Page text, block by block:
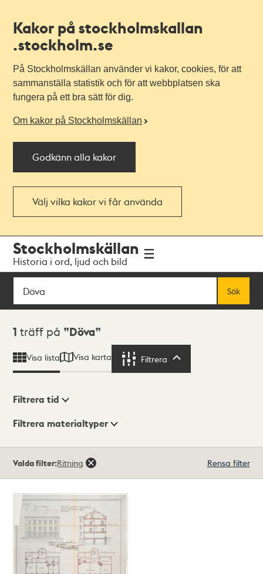
Kakor på stockholmskallan
.stockholm.se
På Stockholmskällan använder vi kakor, cookies, för att
sammanställa statistik och för att webbplatsen ska
fungera på ett bra sätt för dig.
Om kakor på Stockholmskällan
Godkänn alla kakor
Välj vilka kakor vi får använda
navigationen
huvudinnehållet
Stockholmskällan
Historia i ord, ljud och bild
Sök
Sök
Sökresultat
1 träff på Döva
Visa lista Visa karta Filtrera
Visningsläge
Filtrera tid
Filtrera materialtyper
träffar
Valda filter:Ritning Rensa filter